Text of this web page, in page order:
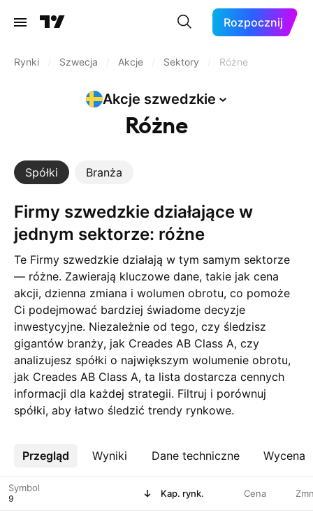
Rozpocznij
Rynki Szwecja Akcje Sektory Różne
Akcje szwedzkie
Różne
Spółki Branża
Firmy szwedzkie działające w
jednym sektorze: różne
Te Firmy szwedzkie działają w tym samym sektorze
— różne. Zawierają kluczowe dane, takie jak cena
akcji, dzienna zmiana i wolumen obrotu, co pomoże
Ci podejmować bardziej świadome decyzje
inwestycyjne. Niezależnie od tego, czy śledzisz
gigantów branży, jak Creades AB Class A, czy
analizujesz spółki o największym wolumenie obrotu,
jak Creades AB Class A, ta lista dostarcza cennych
informacji dla każdej strategii. Filtruj i porównuj
spółki, aby łatwo śledzić trendy rynkowe.
Przegląd Wyniki Dane techniczne Wycena
Więcej
Symbol Kap. rynk. Cena